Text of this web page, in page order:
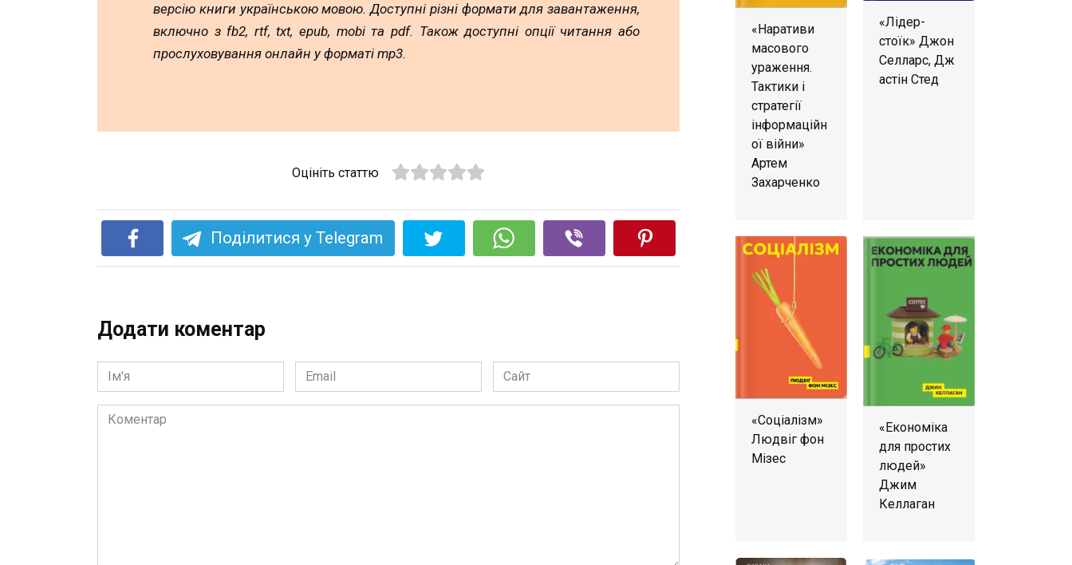
версію книги українською мовою. Доступні різні формати для завантаження,
включно з fb2, rtf, txt, epub, mobi та pdf. Також доступні опції читання або
прослуховування онлайн у форматі mp3.
Оцініть статтю
Поділитися у Telegram
Додати коментар
Ім'я
*
Email
*
Сайт
Коментар
«Наративи
масового
ураження.
Тактики і
стратегії
інформаційн
ої війни»
Артем
Захарченко
«Лідер-
стоїк» Джон
Селларс, Дж
астін Стед
«Соціалізм»
Людвіг фон
Мізес
«Економіка
для простих
людей»
Джим
Келлаган